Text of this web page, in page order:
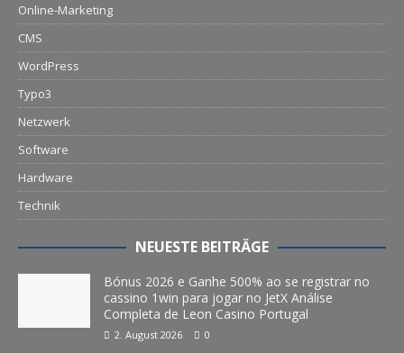
Online-Marketing
CMS
WordPress
Typo3
Netzwerk
Software
Hardware
Technik
NEUESTE BEITRÄGE
Bónus 2026 e Ganhe 500% ao se registrar no
cassino 1win para jogar no JetX Análise
Completa de Leon Casino Portugal
2. August 2026 0